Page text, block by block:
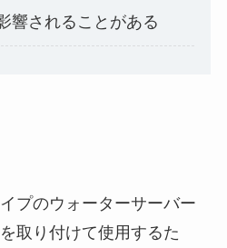
響されることがある
プのウォーターサーバー
取り付けて使用するた